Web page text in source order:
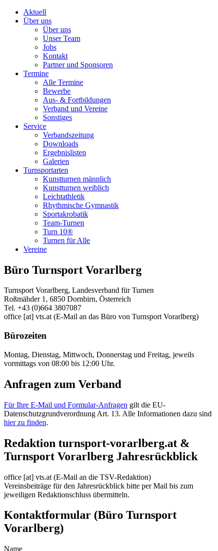
Aktuell
Über uns
Über uns
Unser Team
Jobs
Kontakt
Partner und Sponsoren
Termine
Alle Termine
Bewerbe
Aus- & Fortbildungen
Verband und Vereine
Sonstiges
Service
Verbandszeitung
Downloads
Ergebnislisten
Galerien
Turnsportarten
Kunstturnen männlich
Kunstturnen weiblich
Leichtathletik
Rhythmische Gymnastik
Sportakrobatik
Team-Turnen
Turn 10®
Turnen für Alle
Vereine
Büro Turnsport Vorarlberg
Turnsport Vorarlberg, Landesverband für Turnen
Roßmähder 1, 6850 Dornbirn, Österreich
Tel. +43 (0)664 3807087
office [at] vts.at(E-Mail an das Büro von Turnsport Vorarlberg)
Bürozeiten
Montag, Dienstag, Mittwoch, Donnerstag und Freitag, jeweils
vormittags von 08:00 bis 12:00 Uhr.
Anfragen zum Verband
Für Ihre E-Mail und Formular-Anfragen gilt die EU-
Datenschutzgrundverordnung Art. 13. Alle Informationen dazu sind
hier zu finden.
Redaktion turnsport-vorarlberg.at &
Turnsport Vorarlberg Jahresrückblick
office [at] vts.at (E-Mail an die TSV-Redaktion)
Vereinsbeiträge für den Jahresrückblick bitte per Mail bis zum
jeweiligen Redaktionschluss übermitteln.
Kontaktformular (Büro Turnsport
Vorarlberg)
Name